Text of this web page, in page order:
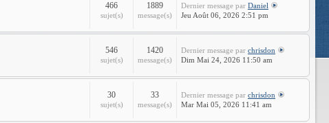
466
sujet(s)
1889
message(s)
Dernier message par Daniel
Jeu Août 06, 2026 2:51 pm
546
sujet(s)
1420
message(s)
Dernier message par chrisdon
Dim Mai 24, 2026 11:50 am
30
sujet(s)
33
message(s)
Dernier message par chrisdon
Mar Mai 05, 2026 11:41 am